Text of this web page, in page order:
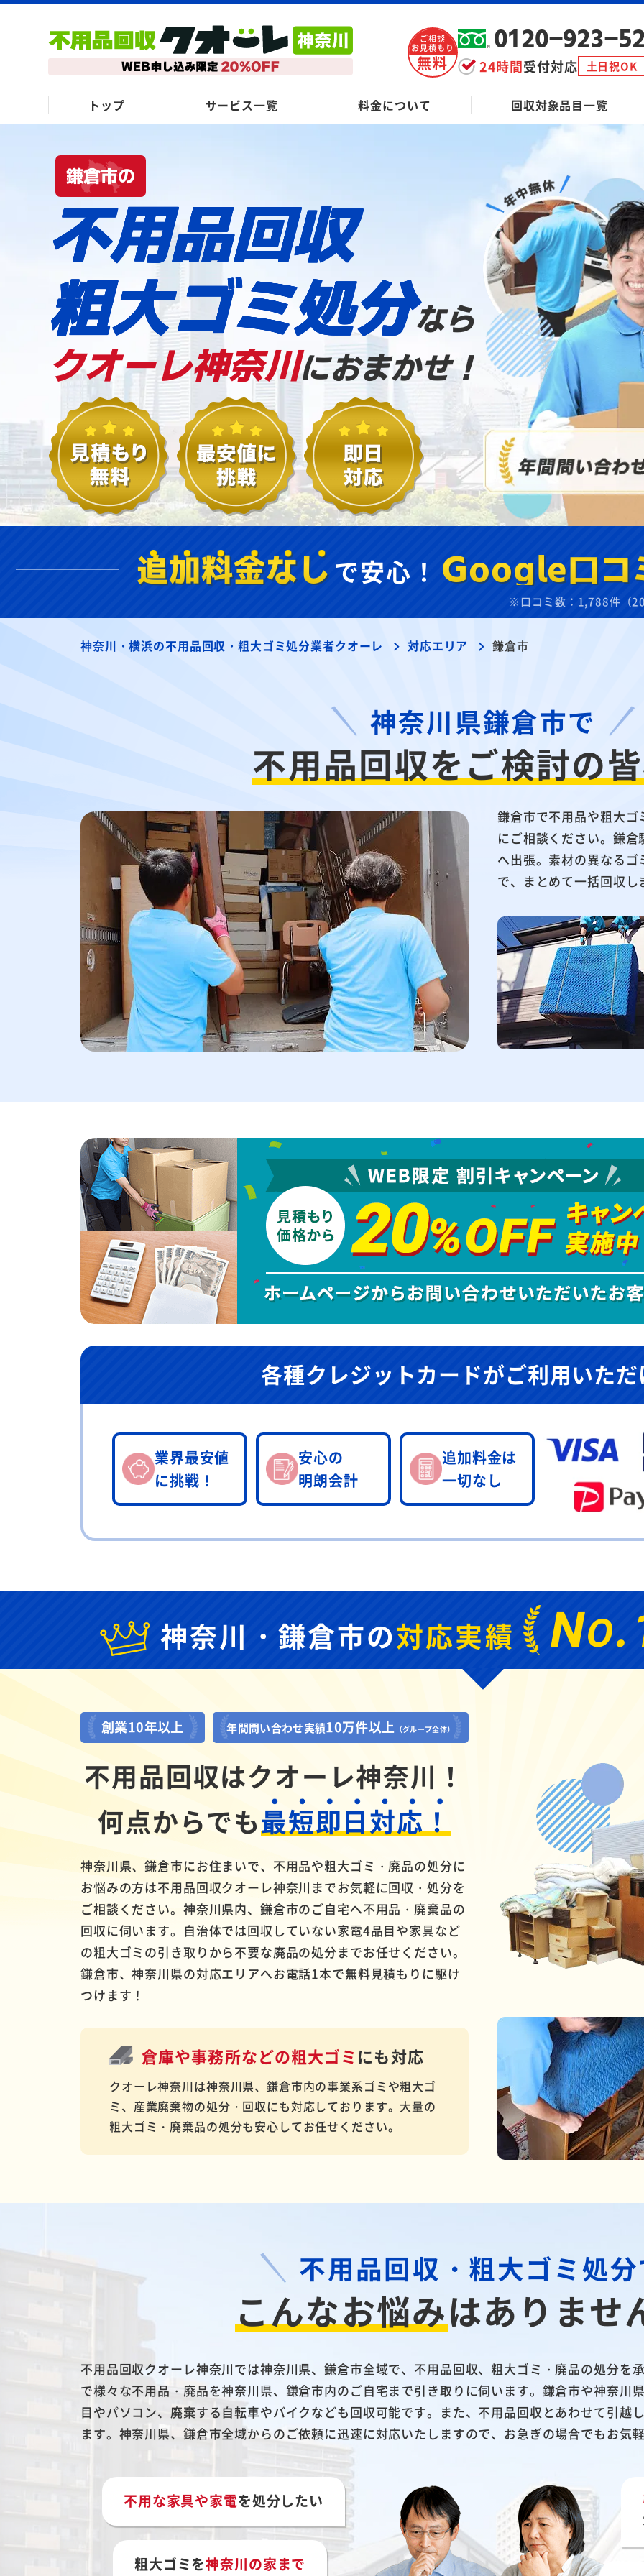
ご相談
お見積もり
無料
0120-923-
24時間受付対応 土日祝OK
トップ サービス一覧 料金について 回収対象品目一覧
鎌倉市の
不用品回収
粗大ゴミ処分なら
クオーレ神奈川におまかせ！
追加料金なし で安心！ Google口
※口コミ数：1,788件（
神奈川・横浜の不用品回収・粗大ゴミ処分業者クオーレ 対応エリア 鎌倉市
神奈川県鎌倉市で
不用品回収をご検討の
鎌倉市で不用品や粗大
にご相談ください。鎌
へ出張。素材の異なる
で、まとめて一括回収し
各種クレジットカードがご利用いた
業界最安値
に挑戦！
安心の
明朗会計
追加料金は
一切なし
神奈川・鎌倉市の対応実績 NO
創業10年以上 年間問い合わせ実績10万件以上 （グループ全体）
不用品回収はクオーレ神奈川！
何点からでも最短即日対応！
神奈川県、鎌倉市にお住まいで、不用品や粗大ゴミ・廃品の処分に
お悩みの方は不用品回収クオーレ神奈川までお気軽に回収・処分を
ご相談ください。神奈川県内、鎌倉市のご自宅へ不用品・廃棄品の
回収に伺います。自治体では回収していない家電4品目や家具など
の粗大ゴミの引き取りから不要な廃品の処分までお任せください。
鎌倉市、神奈川県の対応エリアへお電話1本で無料見積もりに駆け
つけます！
倉庫や事務所などの粗大ゴミ にも対応
クオーレ神奈川は神奈川県、鎌倉市内の事業系ゴミや粗大ゴ
ミ、産業廃棄物の処分・回収にも対応しております。大量の
粗大ゴミ・廃棄品の処分も安心してお任せください。
不用品回収・粗大ゴミ処
こんなお悩みはありませ
不用品回収クオーレ神奈川では神奈川県、鎌倉市全域で、不用品回収、粗大ゴミ・廃品の処分を
で様々な不用品・廃品を神奈川県、鎌倉市内のご自宅まで引き取りに伺います。鎌倉市や神奈川
目やパソコン、廃棄する自転車やバイクなども回収可能です。また、不用品回収とあわせて引越
ます。神奈川県、鎌倉市全域からのご依頼に迅速に対応いたしますので、お急ぎの場合でもお気
不用な家具や家電を処分したい
粗大ゴミを神奈川の家まで